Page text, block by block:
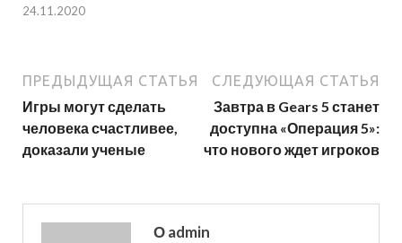
24.11.2020
ПРЕДЫДУЩАЯ СТАТЬЯ
Игры могут сделать
человека счастливее,
доказали ученые
СЛЕДУЮЩАЯ СТАТЬЯ
Завтра в Gears 5 станет
доступна «Операция 5»:
что нового ждет игроков
О admin